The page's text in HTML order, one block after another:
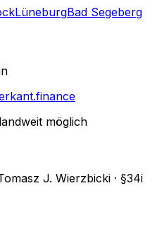
LüneburgBad Segeberg
möglich
J. Wierzbicki · §34i